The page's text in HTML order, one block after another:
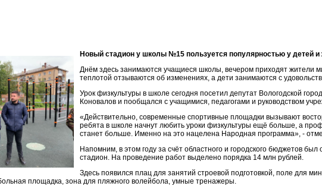
Новый стадион у школы №15 пользуется популярностью у детей и
Днём здесь занимаются учащиеся школы, вечером приходят жители
теплотой отзываются об изменениях, а дети занимаются с
Урок физкультуры в школе сегодня посетил депутат Вологодской
Коновалов и пообщался с учащимися, педагогами и руководством
«Действительно, современные спортивные площадки вызывают
ребята в школе начнут любить уроки физкультуры ещё больше, а
станет больше. Именно на это нацелена Народная программа», -
Напомним, в этом году за счёт областного и городского бюджетов
стадион. На проведение работ выделено порядка 14 млн рублей.
Здесь появился плац для занятий строевой подготовкой, поле для
площадка, зона для пляжного волейбола, умные тренажеры.